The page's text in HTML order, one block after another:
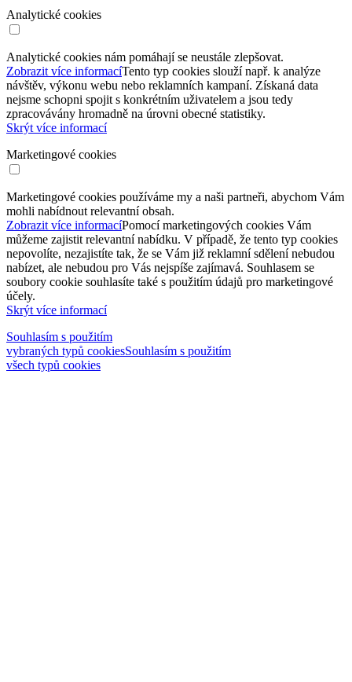
Analytické cookies
Analytické cookies nám pomáhají se neustále zlepšovat.
Zobrazit více informacíTento typ cookies slouží např. k analýze
návštěv, výkonu webu nebo reklamních kampaní. Získaná data
nejsme schopni spojit s konkrétním uživatelem a jsou tedy
zpracovávány hromadně na úrovni obecné statistiky.
Skrýt více informací
Marketingové cookies
Marketingové cookies používáme my a naši partneři, abychom Vám
mohli nabídnout relevantní obsah.
Zobrazit více informacíPomocí marketingových cookies Vám
můžeme zajistit relevantní nabídku. V případě, že tento typ cookies
nepovolíte, nezajistíte tak, že se Vám již reklamní sdělení nebudou
nabízet, ale nebudou pro Vás nejspíše zajímavá. Souhlasem se
soubory cookie souhlasíte také s použitím údajů pro marketingové
účely.
Skrýt více informací
Souhlasím s použitím
vybraných typů cookiesSouhlasím s použitím
všech typů cookies